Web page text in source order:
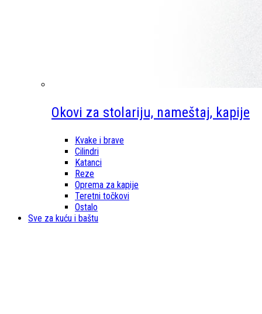
Okovi za stolariju, nameštaj, kapije
Kvake i brave
Cilindri
Katanci
Reze
Oprema za kapije
Teretni točkovi
Ostalo
Sve za kuću i baštu